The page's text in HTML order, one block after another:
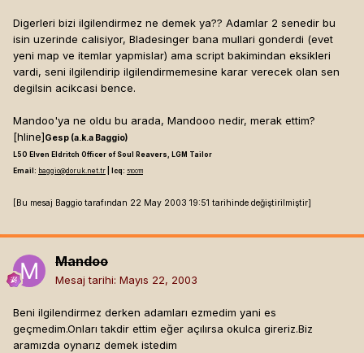
Digerleri bizi ilgilendirmez ne demek ya?? Adamlar 2 senedir bu
isin uzerinde calisiyor, Bladesinger bana mullari gonderdi (evet
yeni map ve itemlar yapmislar) ama script bakimindan eksikleri
vardi, seni ilgilendirip ilgilendirmemesine karar verecek olan sen
degilsin acikcasi bence.
Mandoo'ya ne oldu bu arada, Mandooo nedir, merak ettim?
[hline]Gesp (a.k.a Baggio)
L50 Elven Eldritch Officer of Soul Reavers, LGM Tailor
Email: baggio@doruk.net.tr | Icq: 5100111
[Bu mesaj Baggio tarafından 22 May 2003 19:51 tarihinde değiştirilmiştir]
Mandoo
Mesaj tarihi: Mayıs 22, 2003
Beni ilgilendirmez derken adamları ezmedim yani es
geçmedim.Onları takdir ettim eğer açılırsa okulca gireriz.Biz
aramızda oynarız demek istedim